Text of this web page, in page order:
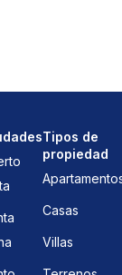
Tipos de
propiedad
Casas
Villas